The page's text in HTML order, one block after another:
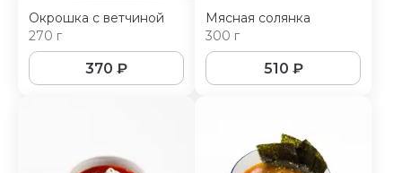
Окрошка с ветчиной
270 г
370 ₽
Мясная солянка
300 г
510 ₽